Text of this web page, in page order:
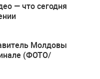
— что сегодня
Молдовы
(ФОТО/